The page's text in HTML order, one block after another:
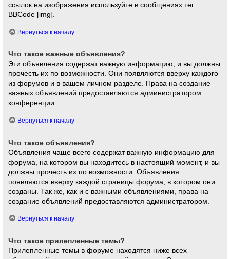
ссылок на изображения используйте в сообщениях тег
BBCode [img].
Вернуться к началу
Что такое важные объявления?
Эти объявления содержат важную информацию, и вы должны
прочесть их по возможности. Они появляются вверху каждого
из форумов и в вашем личном разделе. Права на создание
важных объявлений предоставляются администратором
конференции.
Вернуться к началу
Что такое объявления?
Объявления чаще всего содержат важную информацию для
форума, на котором вы находитесь в настоящий момент, и вы
должны прочесть их по возможности. Объявления
появляются вверху каждой страницы форума, в котором они
созданы. Так же, как и с важными объявлениями, права на
создание объявлений предоставляются администратором.
Вернуться к началу
Что такое прилепленные темы?
Прилепленные темы в форуме находятся ниже всех